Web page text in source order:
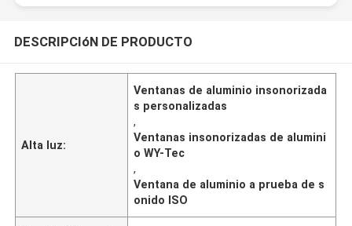
DESCRIPCIóN DE PRODUCTO
Alta luz:
Ventanas de aluminio insonorizada
s personalizadas
,
Ventanas insonorizadas de alumini
o WY-Tec
,
Ventana de aluminio a prueba de s
onido ISO